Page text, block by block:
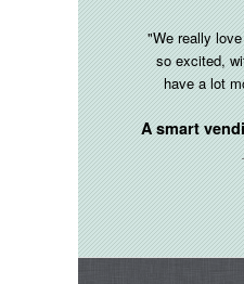
"We really
so excited,
have a lot
A smart